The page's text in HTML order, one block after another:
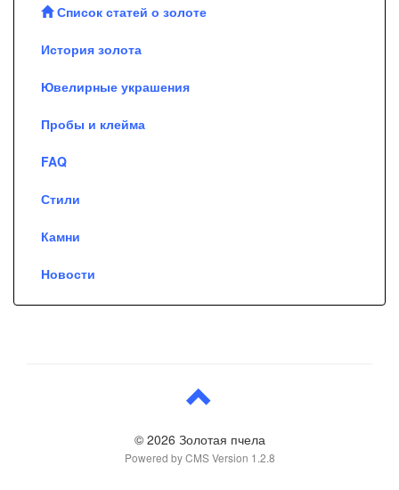
Список статей о золоте
История золота
Ювелирные украшения
Пробы и клейма
FAQ
Стили
Камни
Новости
© 2026 Золотая пчела
Powered by CMS Version 1.2.8